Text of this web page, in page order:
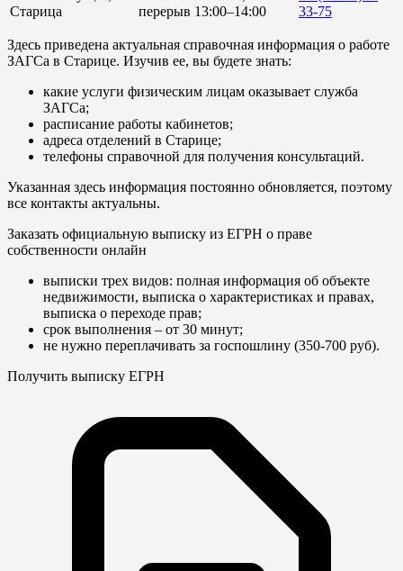
Старица
перерыв 13:00–14:00
33-75
Здесь приведена актуальная справочная информация о работе
ЗАГСа в Старице. Изучив ее, вы будете знать:
какие услуги физическим лицам оказывает служба
ЗАГСа;
расписание работы кабинетов;
адреса отделений в Старице;
телефоны справочной для получения консультаций.
Указанная здесь информация постоянно обновляется, поэтому
все контакты актуальны.
Заказать официальную выписку из ЕГРН о праве
собственности онлайн
выписки трех видов: полная информация об объекте
недвижимости, выписка о характеристиках и правах,
выписка о переходе прав;
срок выполнения – от 30 минут;
не нужно переплачивать за госпошлину (350-700 руб).
Получить выписку ЕГРН